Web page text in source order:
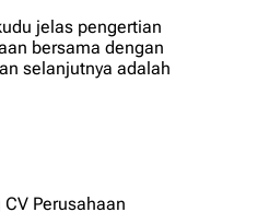
jelas pengertian
bersama dengan
selanjutnya adalah
Perusahaan